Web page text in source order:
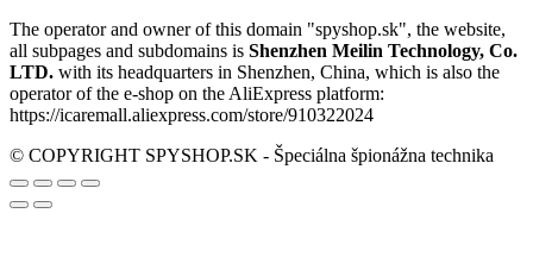
The operator and owner of this domain "spyshop.sk", the website,
all subpages and subdomains is Shenzhen Meilin Technology, Co.
LTD. with its headquarters in Shenzhen, China, which is also the
operator of the e-shop on the AliExpress platform:
https://icaremall.aliexpress.com/store/910322024
© COPYRIGHT SPYSHOP.SK - Špeciálna špionážna technika